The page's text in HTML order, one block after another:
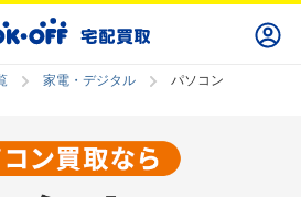
家電・デジタル パソコン